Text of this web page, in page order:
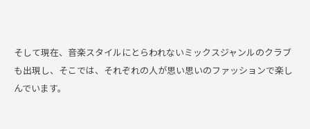
そして現在、音楽スタイルにとらわれないミックスジャンルのクラブ
も出現し、そこでは、それぞれの人が思い思いのファッションで楽し
んでいます。